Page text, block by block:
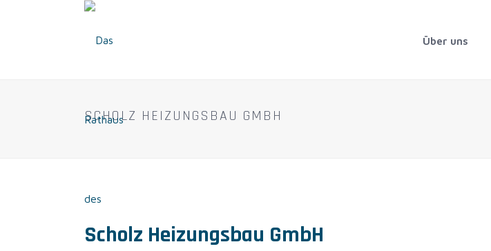
Über uns
SCHOLZ HEIZUNGSBAU GMBH
Scholz Heizungsbau GmbH